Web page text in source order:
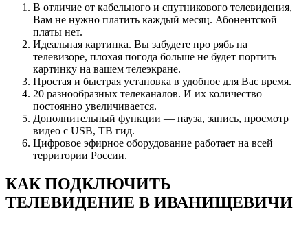
В отличие от кабельного и спутникового телевидения,
Вам не нужно платить каждый месяц. Абонентской
платы нет.
Идеальная картинка. Вы забудете про рябь на
телевизоре, плохая погода больше не будет портить
картинку на вашем телеэкране.
Простая и быстрая установка в удобное для Вас время.
20 разнообразных телеканалов. И их количество
постоянно увеличивается.
Дополнительный функции — пауза, запись, просмотр
видео с USB, ТВ гид.
Цифровое эфирное оборудование работает на всей
территории России.
КАК ПОДКЛЮЧИТЬ
ТЕЛЕВИДЕНИЕ В ИВАНИЩЕВИЧИ